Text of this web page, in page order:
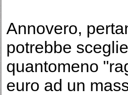
Annovero,
potrebbe
quantomeno
euro ad un